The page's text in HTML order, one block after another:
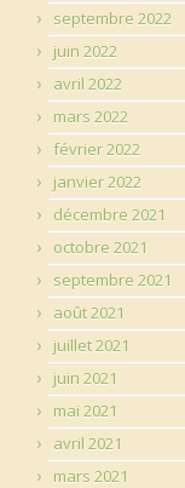
septembre 2022
juin 2022
avril 2022
mars 2022
février 2022
janvier 2022
décembre 2021
octobre 2021
septembre 2021
août 2021
juillet 2021
juin 2021
mai 2021
avril 2021
mars 2021